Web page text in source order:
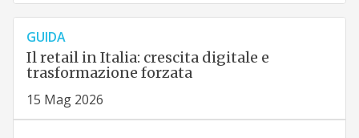
GUIDA
Il retail in Italia: crescita digitale e
trasformazione forzata
15 Mag 2026